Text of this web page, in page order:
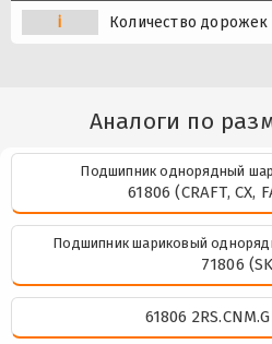
i Количество дорожек
Аналоги по
Подшипник однорядный
61806 (CRAFT, CX,
Подшипник шариковый
71806
61806